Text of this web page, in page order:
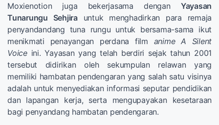
Moxienotion juga bekerjasama dengan Yayasan
Tunarungu Sehjirauntuk menghadirkan para remaja
penyandandang tuna rungu untuk bersama-sama ikut
menikmati penayangan perdana film anime A Silent
Voiceini. Yayasan yang telah berdiri sejak tahun 2001
tersebut didirikan oleh sekumpulan relawan yang
memiliki hambatan pendengaran yang salah satu visinya
adalah untuk menyediakan informasi seputar pendidikan
dan lapangan kerja, serta mengupayakan kesetaraan
bagi penyandang hambatan pendengaran.